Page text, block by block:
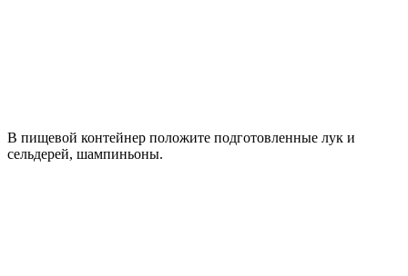
В пищевой контейнер положите подготовленные лук и
сельдерей, шампиньоны.